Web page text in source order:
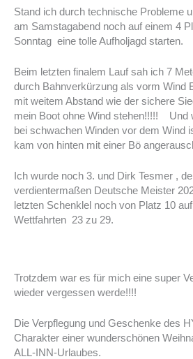
Stand ich durch technische Probleme
am Samstagabend noch auf einem 4
Sonntag eine tolle Aufholjagd starten.
Beim letzten finalem Lauf sah ich 7
durch Bahnverkürzung als vorm Wind
mit weitem Abstand wie der sichere
mein Boot ohne Wind stehen!!!!! Und
bei schwachen Winden vor dem Wind
kam von hinten mit einer Bö
Ich wurde noch 3. und Dirk Tesmer ,
verdientermaßen Deutsche Meister
letzten Schenklel noch von Platz 10
Wettfahrten 23 zu 29.
Trotzdem war es für mich eine super
wieder vergessen werde!!!!
Die Verpflegung und Geschenke des
Charakter einer wunderschönen
ALL-INN-